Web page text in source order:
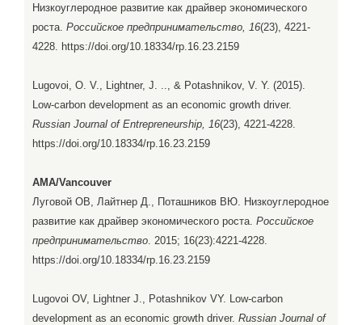
Низкоуглеродное развитие как драйвер экономического
роста. Российское предпринимательство, 16(23), 4221-
4228. https://doi.org/10.18334/rp.16.23.2159
Lugovoi, O. V., Lightner, J. .., & Potashnikov, V. Y. (2015).
Low-carbon development as an economic growth driver.
Russian Journal of Entrepreneurship, 16(23), 4221-4228.
https://doi.org/10.18334/rp.16.23.2159
AMA/Vancouver
Луговой ОВ, Лайтнер Д., Поташников ВЮ. Низкоуглеродное
развитие как драйвер экономического роста. Российское
предпринимательство . 2015; 16(23):4221-4228.
https://doi.org/10.18334/rp.16.23.2159
Lugovoi OV, Lightner J., Potashnikov VY. Low-carbon
development as an economic growth driver. Russian Journal of